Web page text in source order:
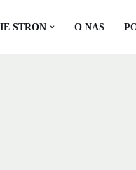
STRON O NAS